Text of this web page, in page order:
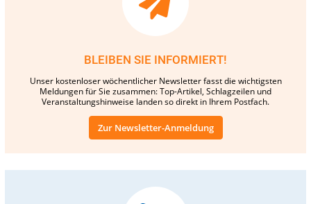
BLEIBEN SIE INFORMIERT!
Unser kostenloser wöchentlicher Newsletter fasst die wichtigsten
Meldungen für Sie zusammen: Top-Artikel, Schlagzeilen und
Veranstaltungshinweise landen so direkt in Ihrem Postfach.
Zur Newsletter-Anmeldung